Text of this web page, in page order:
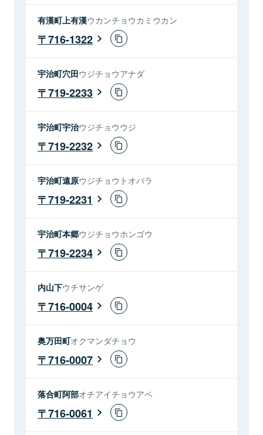
有漢町上有漢ウカンチョウカミウカン
716-1322
宇治町穴田ウジチョウアナダ
719-2233
宇治町宇治ウジチョウウジ
719-2232
宇治町遠原ウジチョウトオバラ
719-2231
宇治町本郷ウジチョウホンゴウ
719-2234
内山下ウチサンゲ
716-0004
奥万田町オクマンダチョウ
716-0007
落合町阿部オチアイチョウアベ
716-0061